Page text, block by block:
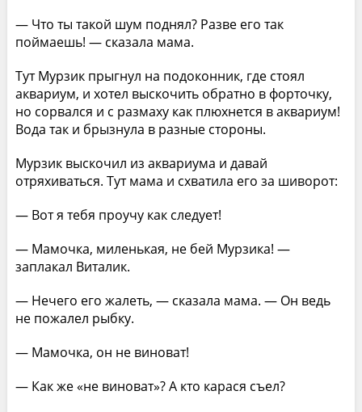
— Что ты такой шум поднял? Разве его так
поймаешь! — сказала мама.
Тут Мурзик прыгнул на подоконник, где стоял
аквариум, и хотел выскочить обратно в форточку,
но сорвался и с размаху как плюхнется в аквариум!
Вода так и брызнула в разные стороны.
Мурзик выскочил из аквариума и давай
отряхиваться. Тут мама и схватила его за шиворот:
— Вот я тебя проучу как следует!
— Мамочка, миленькая, не бей Мурзика! —
заплакал Виталик.
— Нечего его жалеть, — сказала мама. — Он ведь
не пожалел рыбку.
— Мамочка, он не виноват!
— Как же «не виноват»? А кто карася съел?